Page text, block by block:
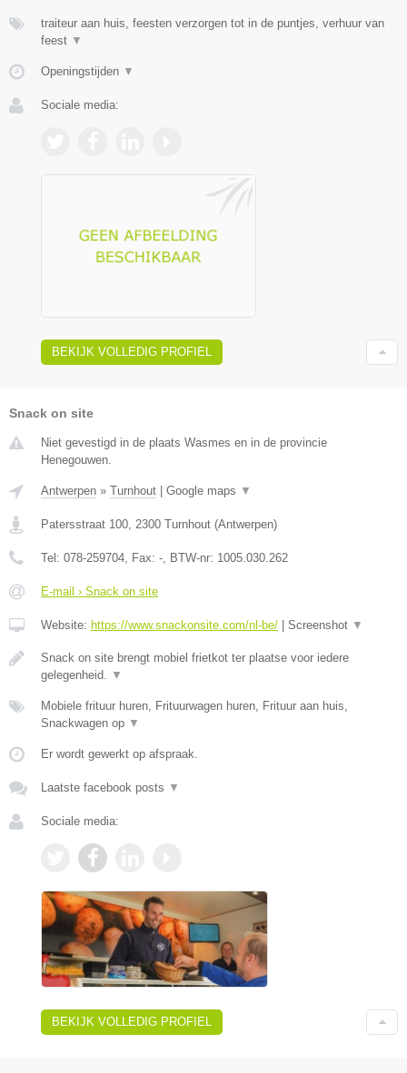
traiteur aan huis, feesten verzorgen tot in de puntjes, verhuur van
feest ▼
Openingstijden ▼
Sociale media:
BEKIJK VOLLEDIG PROFIEL
Snack on site
Niet gevestigd in de plaats Wasmes en in de provincie
Henegouwen.
Antwerpen » Turnhout Google maps ▼
Patersstraat 100, 2300 Turnhout (Antwerpen)
Tel: 078-259704, Fax: -, BTW-nr: 1005.030.262
E-mail › Snack on site
Website: https://www.snackonsite.com/nl-be/ Screenshot ▼
Snack on site brengt mobiel frietkot ter plaatse voor iedere
gelegenheid. ▼
Mobiele frituur huren, Frituurwagen huren, Frituur aan huis,
Snackwagen op ▼
Er wordt gewerkt op afspraak.
Laatste facebook posts ▼
Sociale media:
BEKIJK VOLLEDIG PROFIEL